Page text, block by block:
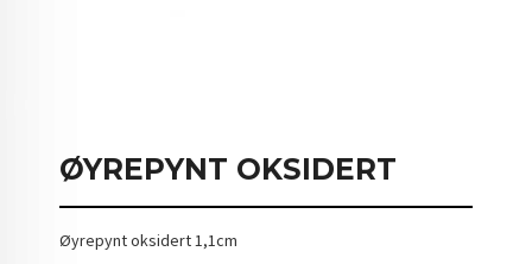
ØYREPYNT OKSIDERT
Øyrepynt oksidert 1,1cm